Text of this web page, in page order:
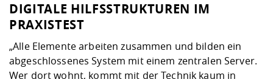
DIGITALE HILFSSTRUKTUREN IM
PRAXISTEST
„Alle Elemente arbeiten zusammen und bilden ein
abgeschlossenes System mit einem zentralen Server.
Wer dort wohnt, kommt mit der Technik kaum in